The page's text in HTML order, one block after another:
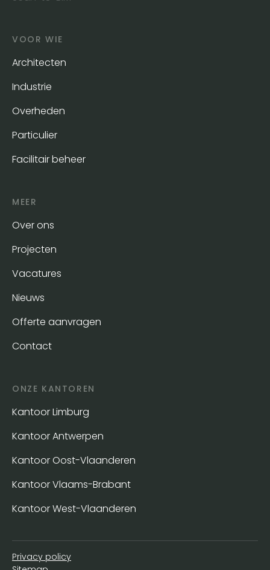
VOOR WIE
Architecten
Industrie
Overheden
Particulier
Facilitair beheer
MEER
Over ons
Projecten
Vacatures
Nieuws
Offerte aanvragen
Contact
ONZE KANTOREN
Kantoor Limburg
Kantoor Antwerpen
Kantoor Oost-Vlaanderen
Kantoor Vlaams-Brabant
Kantoor West-Vlaanderen
Privacy policy